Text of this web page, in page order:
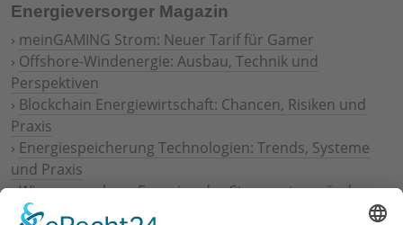
Energieversorger Magazin
› meinGAMING Strom: Neuer Tarif für Gamer
› Offshore-Windenergie: Ausbau, Technik und
Perspektiven
› Blockchain Energiewirtschaft: Chancen, Risiken und
Praxis
› Energiespeicherung Technologien: Trends, Systeme
und Praxis
›Wie erneuerbare Energien das Stromnetz verändern
Digitalisierung Energiewirtschaft: Effizienz, Netze und